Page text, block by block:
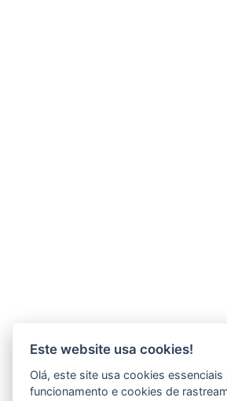
Este website usa cookies!
Olá, este site usa cookies
funcionamento e cookies de